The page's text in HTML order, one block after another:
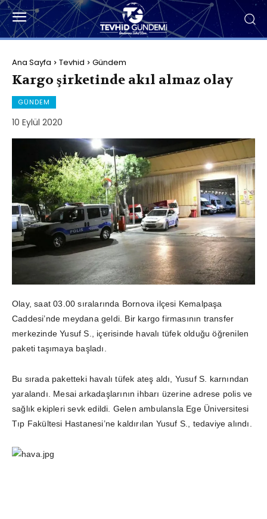
Ana Sayfa Tevhid Gündem
Kargo şirketinde akıl almaz olay
GÜNDEM
10 Eylül 2020
Olay, saat 03.00 sıralarında Bornova ilçesi Kemalpaşa
Caddesi’nde meydana geldi. Bir kargo firmasının transfer
merkezinde Yusuf S., içerisinde havalı tüfek olduğu öğrenilen
paketi taşımaya başladı.
Bu sırada paketteki havalı tüfek ateş aldı, Yusuf S. karnından
yaralandı. Mesai arkadaşlarının ihbarı üzerine adrese polis ve
sağlık ekipleri sevk edildi. Gelen ambulansla Ege Üniversitesi
Tıp Fakültesi Hastanesi’ne kaldırılan Yusuf S., tedaviye alındı.